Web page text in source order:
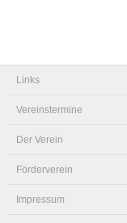
Links
Vereinstermine
Der Verein
Förderverein
Impressum